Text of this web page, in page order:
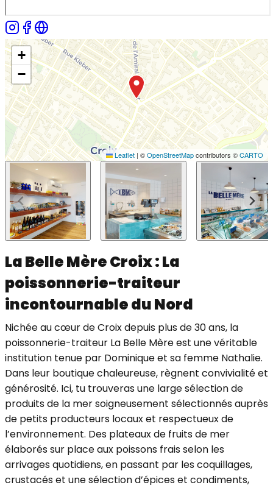
+
−
Leaflet | ©OpenStreetMapcontributors ©CARTO
La Belle Mère Croix : La
poissonnerie-traiteur
incontournable du Nord
Nichée au cœur de Croix depuis plus de 30 ans, la
poissonnerie-traiteur La Belle Mère est une véritable
institution tenue par Dominique et sa femme Nathalie.
Dans leur boutique chaleureuse, règnent convivialité et
générosité. Ici, tu trouveras une large sélection de
produits de la mer soigneusement sélectionnés auprès
de petits producteurs locaux et respectueux de
l’environnement. Des plateaux de fruits de mer
élaborés sur place aux poissons frais selon les
arrivages quotidiens, en passant par les coquillages,
crustacés et une sélection d’épices et condiments,